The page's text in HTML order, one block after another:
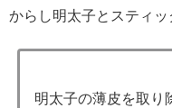
からし明太子とスティ
明太子の薄皮を取り